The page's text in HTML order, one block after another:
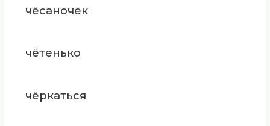
чёсаночек
чётенько
чёркаться